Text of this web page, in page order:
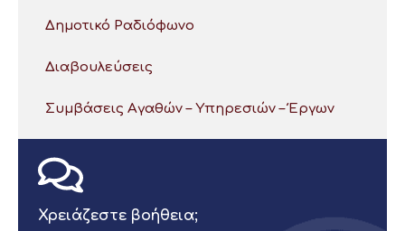
Δημοτικό Ραδιόφωνο
Διαβουλεύσεις
Συμβάσεις Αγαθών – Υπηρεσιών – Έργων
Χρειάζεστε βοήθεια;